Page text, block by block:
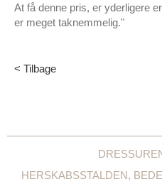
At få denne pris, er yderligere
er meget taknemmelig."
< Tilbage
HERSKABSSTALDEN,